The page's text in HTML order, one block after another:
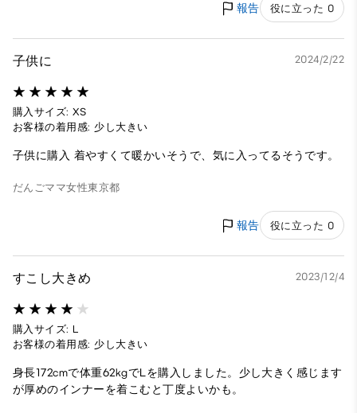
報告 役に立った 0
子供に 2024/2/22
購入サイズ: XS
お客様の着用感: 少し大きい
子供に購入 着やすくて暖かいそうで、気に入ってるそうです。
だんごママ女性東京都
報告 役に立った 0
すこし大きめ 2023/12/4
購入サイズ: L
お客様の着用感: 少し大きい
身長172cmで体重62kgでLを購入しました。少し大きく感じます
が厚めのインナーを着こむと丁度よいかも。